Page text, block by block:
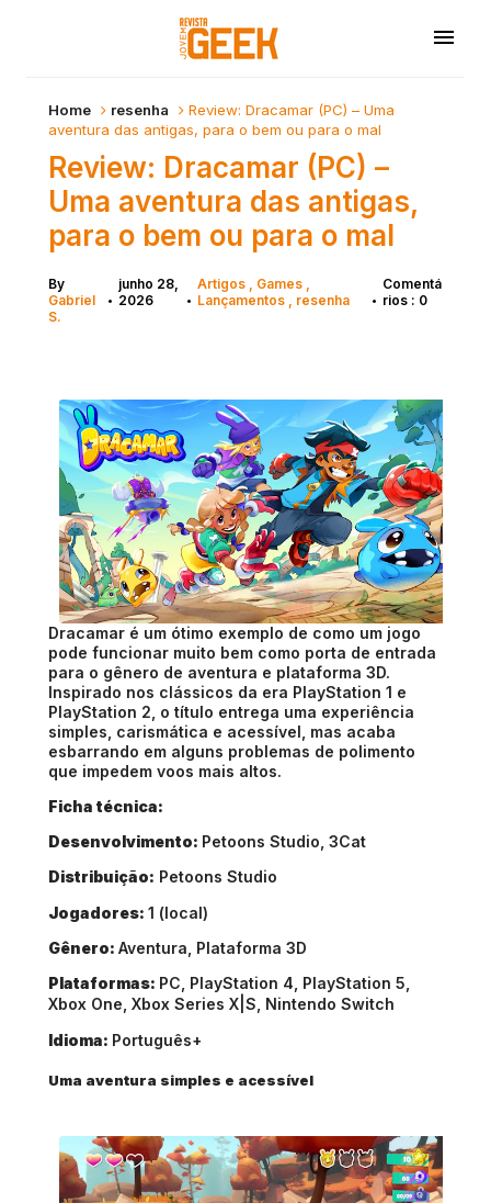
Home resenha
Review: Dracamar (PC) – Uma
aventura das antigas, para o bem ou para o mal
Review: Dracamar (PC) –
Uma aventura das antigas,
para o bem ou para o mal
By
Gabriel
S.
•
junho 28,
2026
•
Artigos
Games
Lançamentos
resenha •
Comentá
rios : 0
Dracamar é um ótimo exemplo de como um jogo
pode funcionar muito bem como porta de entrada
para o gênero de aventura e plataforma 3D.
Inspirado nos clássicos da era PlayStation 1 e
PlayStation 2, o título entrega uma experiência
simples, carismática e acessível, mas acaba
esbarrando em alguns problemas de polimento
que impedem voos mais altos.
Ficha técnica:
Desenvolvimento: Petoons Studio, 3Cat
Distribuição: Petoons Studio
Jogadores: 1 (local)
Gênero: Aventura, Plataforma 3D
Plataformas: PC, PlayStation 4, PlayStation 5,
Xbox One, Xbox Series X|S, Nintendo Switch
Idioma: Português+
Uma aventura simples e acessível